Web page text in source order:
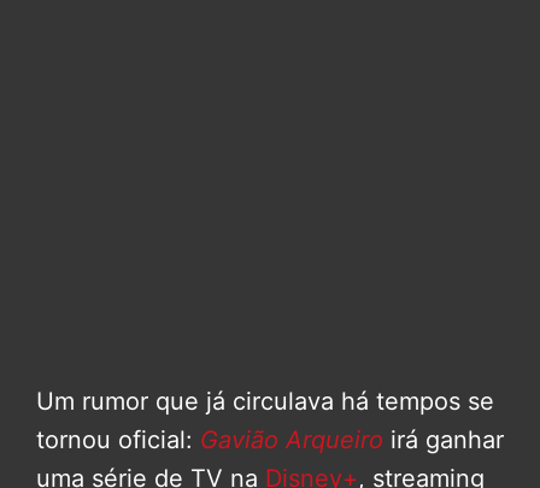
Um rumor que já circulava há tempos se
tornou oficial: Gavião Arqueiro irá ganhar
uma série de TV na Disney+, streaming